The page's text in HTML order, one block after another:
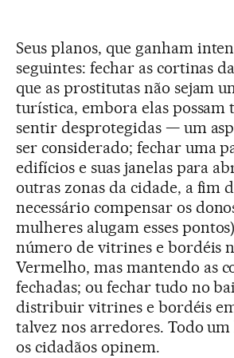
Seus planos, que ganham
seguintes: fechar as cortinas
que as prostitutas não sejam
turística, embora elas possam
sentir desprotegidas — um
ser considerado; fechar uma
edifícios e suas janelas para
outras zonas da cidade, a fim
necessário compensar os
mulheres alugam esses
número de vitrines e bordéis
Vermelho, mas mantendo as
fechadas; ou fechar tudo no
distribuir vitrines e bordéis
talvez nos arredores. Todo
os cidadãos opinem.